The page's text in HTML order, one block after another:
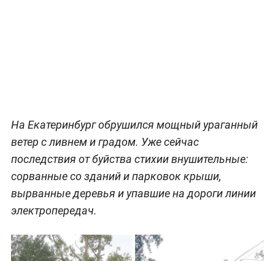
На Екатеринбург обрушился мощный ураганный
ветер с ливнем и градом. Уже сейчас
последствия от буйства стихии внушительные:
сорванные со зданий и парковок крыши,
вырванные деревья и упавшие на дороги линии
электропередач.